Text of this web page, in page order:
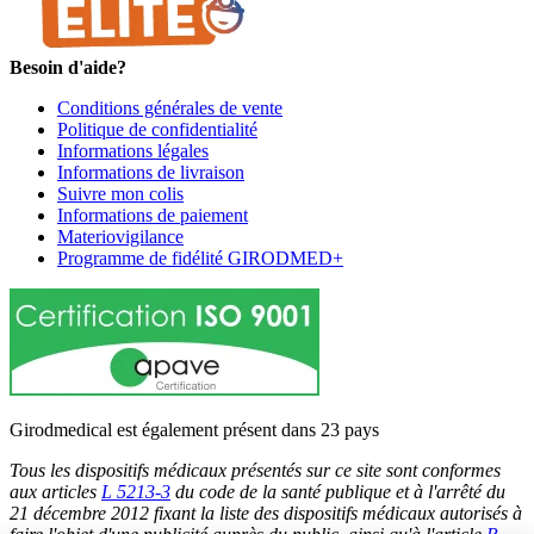
Besoin d'aide?
Conditions générales de vente
Politique de confidentialité
Informations légales
Informations de livraison
Suivre mon colis
Informations de paiement
Materiovigilance
Programme de fidélité GIRODMED+
Girodmedical est également présent dans 23 pays
Tous les dispositifs médicaux présentés sur ce site sont conformes
aux articles L 5213-3 du code de la santé publique et à l'arrêté du
21 décembre 2012 fixant la liste des dispositifs médicaux autorisés à